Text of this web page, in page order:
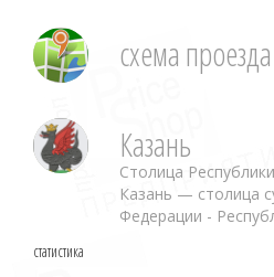
схема проезда
Казань
Столица
Казань — столица
Федерации -
статистика